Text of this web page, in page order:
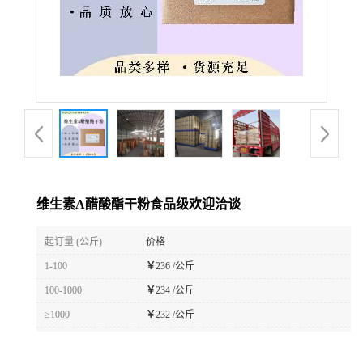
维生素A醋酸酯干粉食品级欢迎洽谈
起订量 (公斤) 价格
1-100 ￥236 /公斤
100-1000 ￥234 /公斤
≥1000 ￥232 /公斤